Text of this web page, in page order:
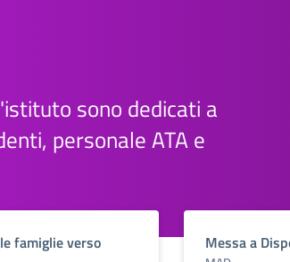
sono dedicati a
personale ATA e
famiglie verso
Messa a